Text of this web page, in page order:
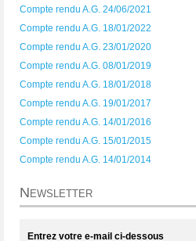
Compte rendu A.G. 24/06/2021
Compte rendu A.G. 18/01/2022
Compte rendu A.G. 23/01/2020
Compte rendu A.G. 08/01/2019
Compte rendu A.G. 18/01/2018
Compte rendu A.G. 19/01/2017
Compte rendu A.G. 14/01/2016
Compte rendu A.G. 15/01/2015
Compte rendu A.G. 14/01/2014
Newsletter
Entrez votre e-mail ci-dessous